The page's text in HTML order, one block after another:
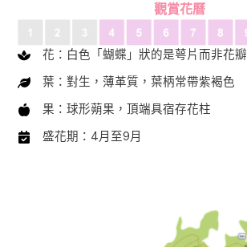
觀賞花曆
花：白色「蝴蝶」狀的是萼片而非花瓣
葉：對生，薄革質，葉柄常帶紫褐色
果：球形蒴果，頂端具宿存花柱
盛花期：4月至9月